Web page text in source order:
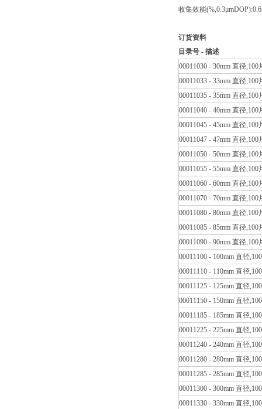
收集效能
订货资料
目录号 - 描述
00011030 - 30mm 直径,100
00011033 - 33mm 直径,100
00011035 - 35mm 直径,100
00011040 - 40mm 直径,100
00011045 - 45mm 直径,100
00011047 - 47mm 直径,100
00011050 - 50mm 直径,100
00011055 - 55mm 直径,100
00011060 - 60mm 直径,100
00011070 - 70mm 直径,100
00011080 - 80mm 直径,100
00011085 - 85mm 直径,100
00011090 - 90mm 直径,100
00011100 - 100mm 直径
00011110 - 110mm 直径
00011125 - 125mm 直径
00011150 - 150mm 直径
00011185 - 185mm 直径
00011225 - 225mm 直径
00011240 - 240mm 直径
00011280 - 280mm 直径
00011285 - 285mm 直径
00011300 - 300mm 直径
00011330 - 330mm 直径